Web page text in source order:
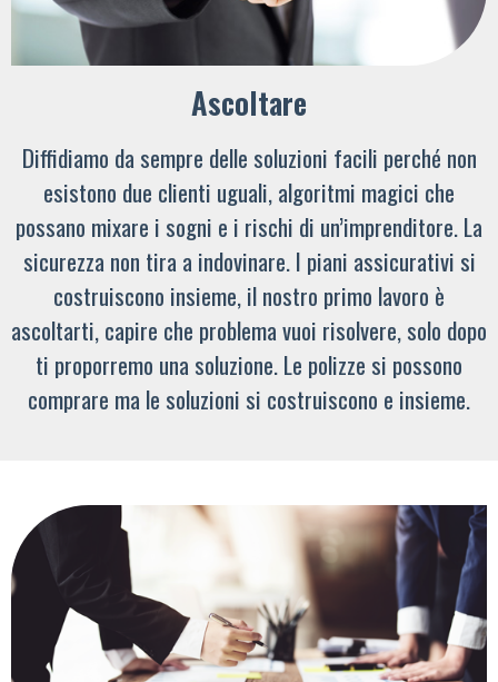
Ascoltare
Diffidiamo da sempre delle soluzioni facili perché non
esistono due clienti uguali, algoritmi magici che
possano mixare i sogni e i rischi di un’imprenditore. La
sicurezza non tira a indovinare. I piani assicurativi si
costruiscono insieme, il nostro primo lavoro è
ascoltarti, capire che problema vuoi risolvere, solo dopo
ti proporremo una soluzione. Le polizze si possono
comprare ma le soluzioni si costruiscono e insieme.